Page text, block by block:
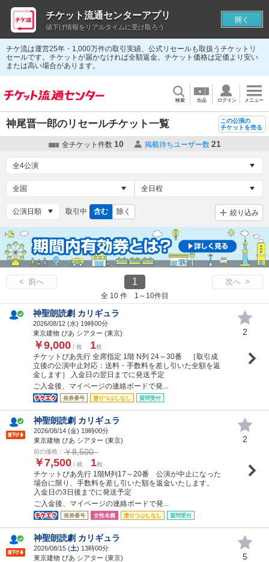
チケ流は運営25年・1,000万件の取引実績、公式リセールも取扱うチケットリ
セールです。チケットが届かなければ全額返金。チケット価格は定価より安い
または高い場合があります。
検索 出品 ログイン メニュー
神尾晋一郎のリセールチケット一覧
この公演の
チケットを売る
全チケット件数 10 掲載待ちユーザー数 21
取引中 含む 除く 絞り込み
< 前へ 1 次へ >
全 10 件 1～10件目
神聖朗読劇 カリギュラ
2026/08/12 (水) 19時00分
東京建物 ぴあ シアター (東京)
￥9,000 / 枚 1枚
チケットぴあ先行 全席指定 1階 N列 24～30番 ［取引成
立後の公演中止対応：送料・手数料を差し引いた全額を返
金します］ 入金日の翌日までに発送予定
ご入金後、マイページの連絡ボードで発...
発券番号 塗りつぶしなし 質問受付
2
神聖朗読劇 カリギュラ
2026/08/14 (金) 19時00分
東京建物 ぴあ シアター (東京)
前の価格： ￥8,500
￥7,500 / 枚 1枚
チケットぴあ先行 1階M列17～20番 公演が中止になった
場合に限り、手数料を差し引いた額を返金いたします。
入金日の3日後までに発送予定
ご入金後、マイページの連絡ボードで発...
発券番号 女性名義 塗りつぶしなし 質問受付
2
神聖朗読劇 カリギュラ
2026/08/15 (土) 13時00分
東京建物 ぴあ シアター (東京)
5
チケット流通センターアプリ
値下げ情報をリアルタイムに受け取ろう
開く